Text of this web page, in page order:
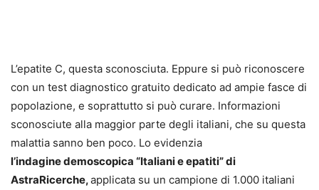
L’epatite C, questa sconosciuta. Eppure si può riconoscere
con un test diagnostico gratuito dedicato ad ampie fasce di
popolazione, e soprattutto si può curare. Informazioni
sconosciute alla maggior parte degli italiani, che su questa
malattia sanno ben poco. Lo evidenzia
l’indaginedemoscopica “Italiani e epatiti” di
AstraRicerche,applicata su un campione di 1.000 italiani